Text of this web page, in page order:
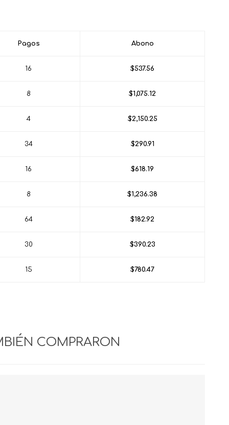
Pagos Abono
16 $537.56
8 $1,075.12
4 $2,150.25
34 $290.91
16 $618.19
8 $1,236.38
64 $182.92
30 $390.23
15 $780.47
COMPRARON